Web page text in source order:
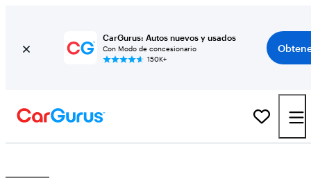
CarGurus: Autos nuevos y usados
Con Modo de concesionario
150K+